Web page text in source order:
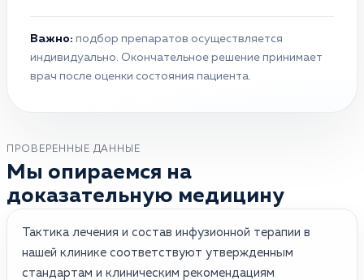
Важно: подбор препаратов осуществляется
индивидуально. Окончательное решение принимает
врач после оценки состояния пациента.
ПРОВЕРЕННЫЕ ДАННЫЕ
Мы опираемся на
доказательную медицину
Тактика лечения и состав инфузионной терапии в
нашей клинике соответствуют утвержденным
стандартам и клиническим рекомендациям